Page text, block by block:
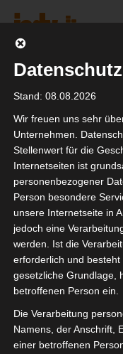
zurück
[mailpoet_page]
Trage hier Deine
den isdv-
Stand: 08.08.2026
Wir freuen uns sehr
Unternehmen.
Stellenwert für die
Internetseiten ist
personenbezogener
Person besondere
unsere Internetseite in
jedoch eine
werden. Ist die
erforderlich und
gesetzliche Grundlage,
betroffenen Person ein.
Die Verarbeitung
Namens, der Anschrift,
einer betroffenen